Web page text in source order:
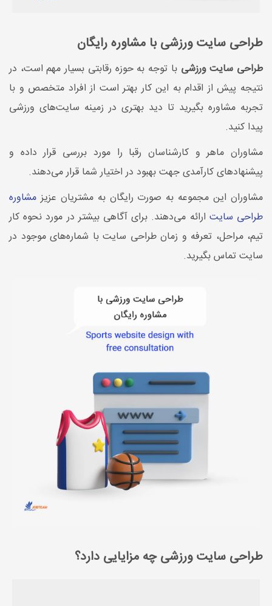
طراحی سایت ورزشی با مشاوره رایگان
طراحی سایت ورزشی با توجه به حوزه رقابتی بسیار مهم است، در
نتیجه پیش از اقدام به این کار بهتر است از افراد متخصص و با
تجربه مشاوره بگیرید تا دید بهتری در زمینه سایت‌های ورزشی
پیدا کنید.
مشاوران ماهر و کارشناسان رقبا را مورد بررسی قرار داده و
پیشنهادهای کارآمدی جهت بهبود در اختیار شما قرار می‌دهند.
مشاوران این مجموعه به صورت رایگان به مشتریان عزیز مشاوره
طراحی سایت ارائه می‌دهند. برای آگاهی بیشتر در مورد نحوه کار
تیم، مراحل، تعرفه و زمان طراحی سایت با شماره‌های موجود در
سایت تماس بگیرید.
طراحی سایت ورزشی چه مزایایی دارد؟